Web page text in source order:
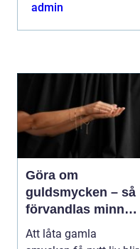
admin
Göra om
guldsmycken – så
förvandlas minnen
till nya favoriter
Att låta gamla